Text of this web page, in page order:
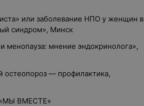
или заболевание НПО у женщин в
синдром», Минск
мнение эндокринолога»,
остеопороз — профилактика,
ВМЕСТЕ»